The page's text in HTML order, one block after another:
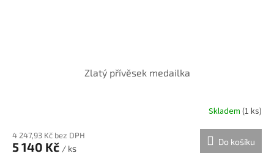
Zlatý přívěsek medailka
Skladem (1 ks)
4 247,93 Kč bez DPH
5 140 Kč / ks
Do košíku